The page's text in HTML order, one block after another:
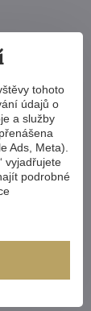
tohoto
údajů o
a služby
Ads, Meta).
vyjadřujete
podrobné